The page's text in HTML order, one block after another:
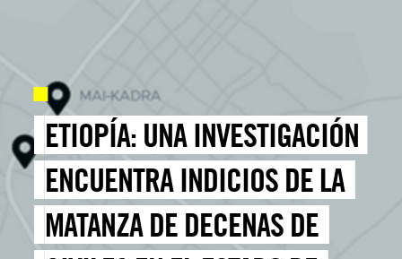
ETIOPÍA: UNA INVESTIGACIÓN
ENCUENTRA INDICIOS DE LA
MATANZA DE DECENAS DE